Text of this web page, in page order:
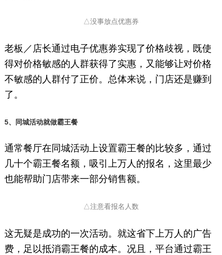
△没事放点优惠券
老板／店长通过电子优惠券实现了价格歧视，既使
得对价格敏感的人群获得了实惠，又能够让对价格
不敏感的人群付了正价。总体来说，门店还是赚到
了。
5、同城活动就做霸王餐
通常餐厅在同城活动上设置霸王餐的比较多，通过
几十个霸王餐名额，吸引上万人的报名，这里最少
也能帮助门店带来一部分销售额。
△注意看报名人数
这无疑是成功的一次活动。就这省下上万人的广告
费，足以抵消霸王餐的成本。况且，平台通过霸王